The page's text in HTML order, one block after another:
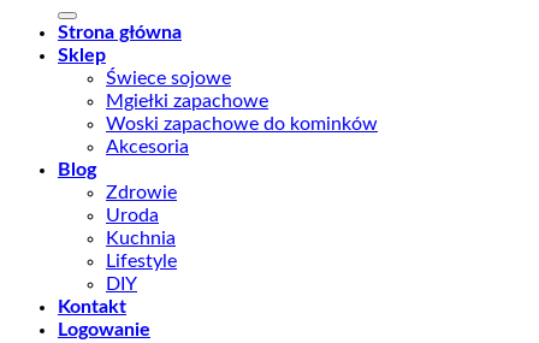
Strona główna
Sklep
Świece sojowe
Mgiełki zapachowe
Woski zapachowe do kominków
Akcesoria
Blog
Zdrowie
Uroda
Kuchnia
Lifestyle
DIY
Kontakt
Logowanie